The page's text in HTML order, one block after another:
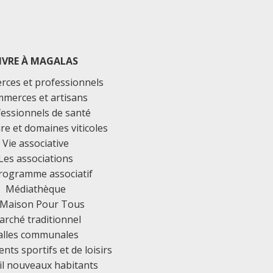
À MAGALAS
et professionnels
et artisans
de santé
et domaines viticoles
Vie associative
associations
associatif
Médiathèque
Pour Tous
traditionnel
communales
sportifs et de loisirs
nouveaux habitants